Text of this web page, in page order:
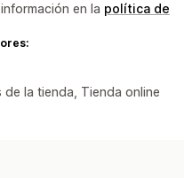
en la política de
la tienda, Tienda online